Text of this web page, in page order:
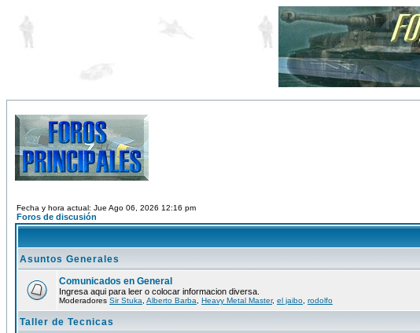
Fecha y hora actual: Jue Ago 06, 2026 12:16 pm
Foros de discusión
Asuntos Generales
Comunicados en General
Ingresa aqui para leer o colocar informacion diversa.
Moderadores Sir Stuka Alberto Barba Heavy Metal Master, el jaibo rodolfo
Taller de Tecnicas